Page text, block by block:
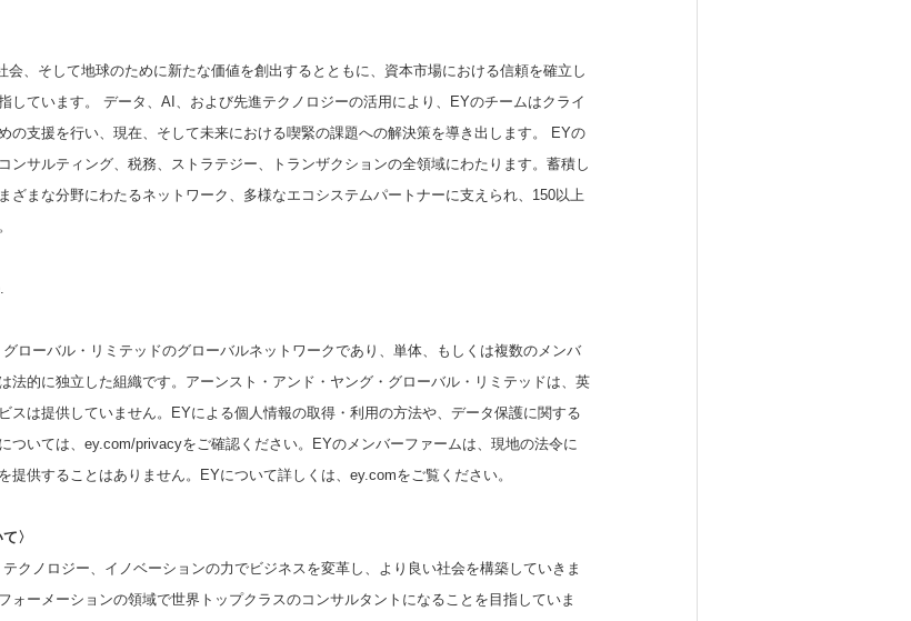
、そして地球のために新たな価値を創出するとともに、資本市場における信頼を確立し
しています。 データ、AI、および先進テクノロジーの活用により、EYのチームはクライ
の支援を行い、現在、そして未来における喫緊の課題への解決策を導き出します。 EYの
ンサルティング、税務、ストラテジー、トランザクションの全領域にわたります。蓄積し
ざまな分野にわたるネットワーク、多様なエコシステムパートナーに支えられ、150以上
ローバル・リミテッドのグローバルネットワークであり、単体、もしくは複数のメンバ
法的に独立した組織です。アーンスト・アンド・ヤング・グローバル・リミテッドは、英
スは提供していません。EYによる個人情報の取得・利用の方法や、データ保護に関する
ついては、ey.com/privacyをご確認ください。EYのメンバーファームは、現地の法令に
提供することはありません。EYについて詳しくは、ey.comをご覧ください。
〉
クノロジー、イノベーションの力でビジネスを変革し、より良い社会を構築していきま
ォーメーションの領域で世界トップクラスのコンサルタントになることを目指していま